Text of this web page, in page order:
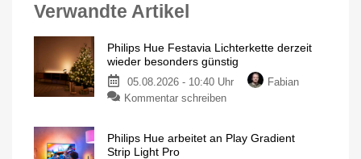
Verwandte Artikel
Philips Hue Festavia Lichterkette derzeit
wieder besonders günstig
05.08.2026 - 10:40 Uhr
Fabian
Kommentar schreiben
Philips Hue arbeitet an Play Gradient
Strip Light Pro